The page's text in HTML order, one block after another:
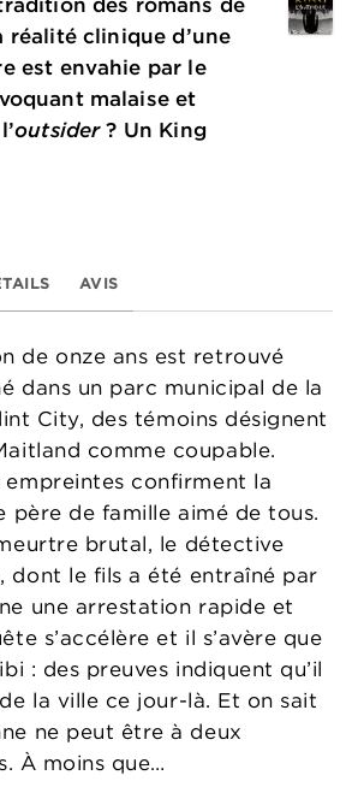
réalité clinique d’une
est envahie par le
malaise et
outsider? Un King
AVIS
de onze ans est retrouvé
dans un parc municipal de la
City, des témoins désignent
comme coupable.
confirment la
père de famille aimé de tous.
brutal, le détective
dont le fils a été entraîné par
une arrestation rapide et
s’accélère et il s’avère que
: des preuves indiquent qu’il
la ville ce jour-là. Et on sait
ne peut être à deux
À moins que…